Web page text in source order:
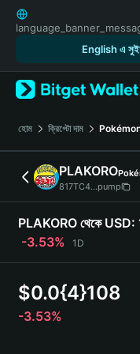
English
日本語
Русский
Español (Latinoamérica)
Türkçe
Italiano
Deutsch
简体中文
繁體中文
Português (Portugal)
Bahasa Indonesia
Español
English এ
হোম ক্রিপ্টো দাম
PLAKORO
817TC4...pump
PLAKORO থেকে USD:
-3.53%
1D
$0.0{4}108
-3.53%